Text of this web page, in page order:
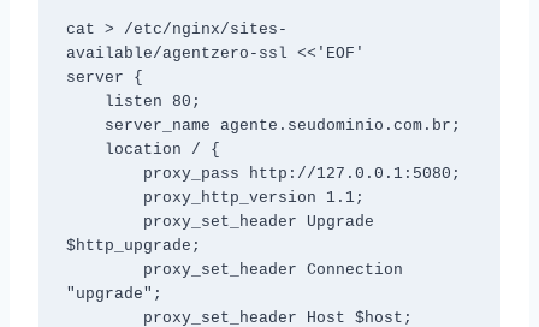
cat > /etc/nginx/sites-
available/agentzero-ssl <<'EOF'
server {
$http_upgrade;
"upgrade";